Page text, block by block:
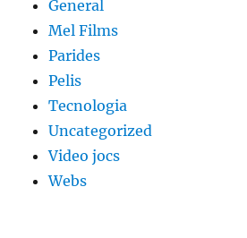
General
Mel Films
Parides
Pelis
Tecnologia
Uncategorized
Video jocs
Webs